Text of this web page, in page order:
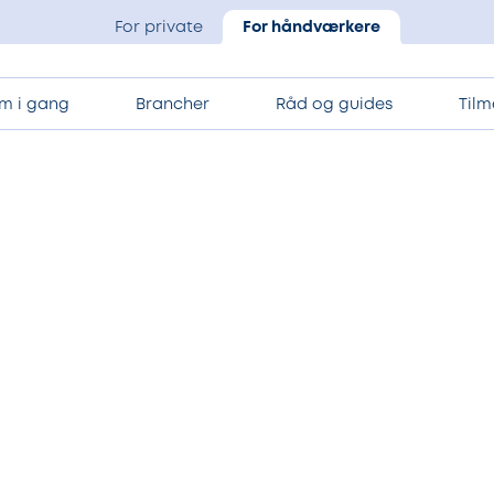
For private For håndværkere
i gang Brancher Råd og guides